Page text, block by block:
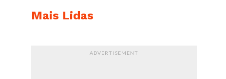
Mais Lidas
ADVERTISEMENT